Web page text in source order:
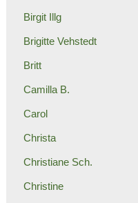
Birgit Illg
Brigitte Vehstedt
Britt
Camilla B.
Carol
Christa
Christiane Sch.
Christine